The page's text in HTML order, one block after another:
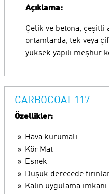
Açıklama:
Çelik ve betona,
ortamlarda, tek veya
yüksek yapılı meşhur
CARBOCOAT 117
Özellikler:
Hava kurumalı
Kör Mat
Esnek
Düşük derecede
Kalın uygulama imkanı